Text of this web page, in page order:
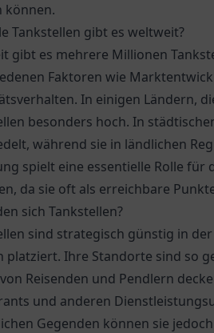
können.
Tankstellen gibt es weltweit?
gibt es mehrere Millionen
Faktoren wie
In einigen Ländern,
besonders hoch. In
während sie in ländlichen
spielt eine essentielle Rolle
da sie oft als erreichbare
sich Tankstellen?
sind strategisch günstig in
platziert. Ihre Standorte sind so
Reisenden und Pendlern
und anderen
Gegenden können sie